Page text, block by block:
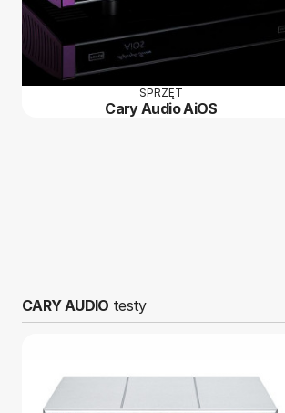
SPRZĘT
Cary Audio AiOS
CARY AUDIO testy